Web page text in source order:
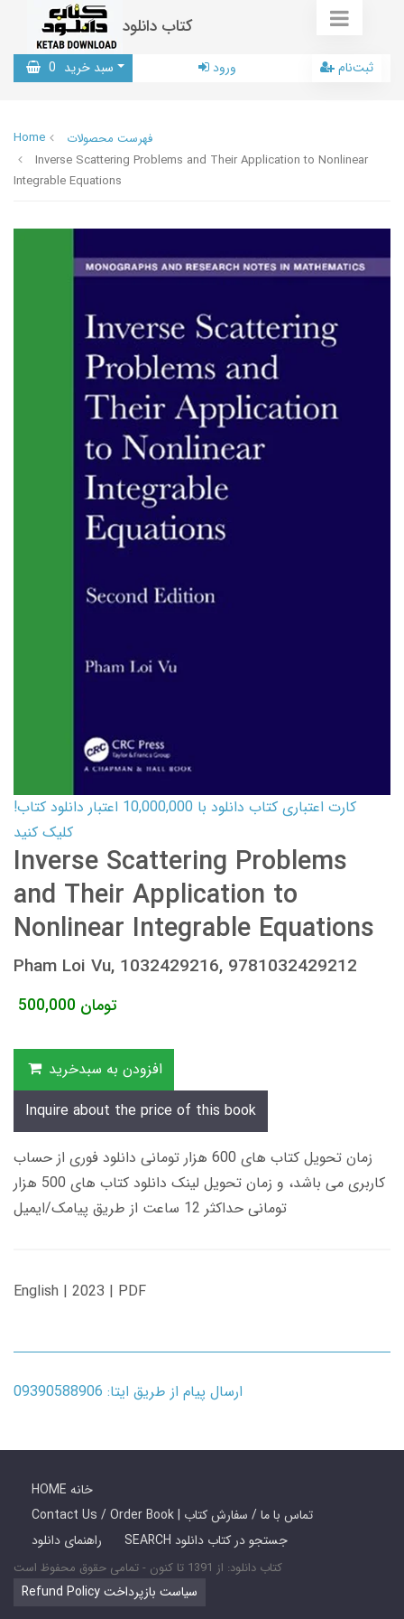
کتاب دانلود
سبد خرید 0 ورود ثبت‌نام
Home
فهرست محصولات
Inverse Scattering Problems and Their Application to Nonlinear
Integrable Equations
کارت اعتباری کتاب دانلود با 10,000,000 اعتبار دانلود کتاب!
کلیک کنید
Inverse Scattering Problems
and Their Application to
Nonlinear Integrable Equations
Pham Loi Vu, 1032429216, 9781032429212
500,000 تومان
افزودن به سبدخرید
Inquire about the price of this book
زمان تحویل کتاب های 600 هزار تومانی دانلود فوری از حساب
کاربری می باشد، و زمان تحویل لینک دانلود کتاب های 500 هزار
تومانی حداکثر 12 ساعت از طریق پیامک/ایمیل
English | 2023 | PDF
ارسال پیام از طریق ایتا: 09390588906
HOME خانه
Contact Us / Order Book | تماس با ما / سفارش کتاب
راهنمای دانلود
SEARCH جستجو در کتاب دانلود
کتاب دانلود: از 1391 تا کنون - تمامی حقوق محفوظ است
Refund Policy سیاست بازپرداخت